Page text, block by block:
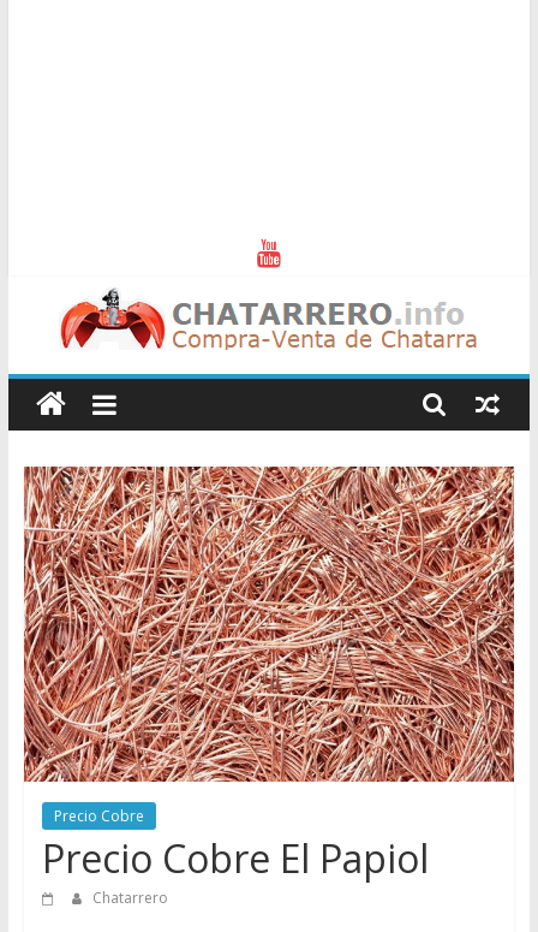
Chatarreros
–
Precio
de
Chatarra
Directorio
de
Chatarreros
para
vender
Chatarra
Precio Cobre
Precio Cobre El Papiol
Chatarrero